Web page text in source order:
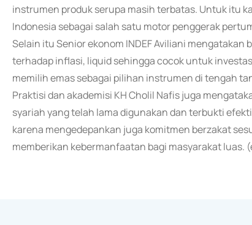
instrumen produk serupa masih terbatas. Untuk itu
Indonesia sebagai salah satu motor penggerak
Selain itu Senior ekonom INDEF Aviliani
terhadap inflasi, liquid sehingga cocok untuk
memilih emas sebagai pilihan instrumen di tengah
Praktisi dan akademisi KH Cholil Nafis juga
syariah yang telah lama digunakan dan terbukti
karena mengedepankan juga komitmen berzakat
memberikan kebermanfaatan bagi masyarakat luas.